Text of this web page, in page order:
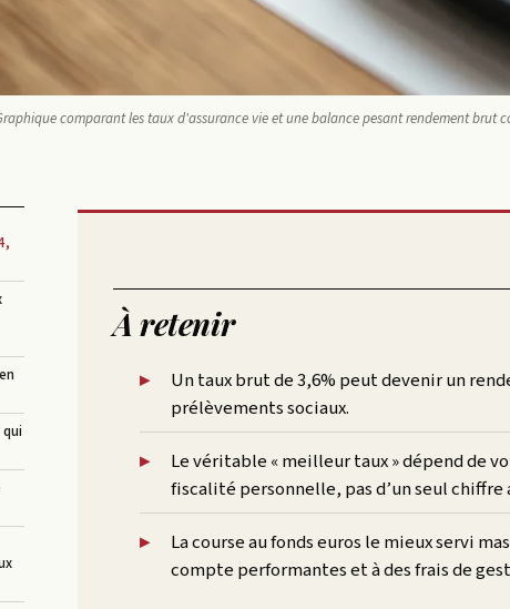
comparant les taux d'assurance vie et une balance pesant rendement brut
À retenir
Un taux brut de 3,6% peut devenir un
prélèvements sociaux.
Le véritable « meilleur taux » dépend de
fiscalité personnelle, pas d’un seul chiffre
La course au fonds euros le mieux servi
compte performantes et à des frais de